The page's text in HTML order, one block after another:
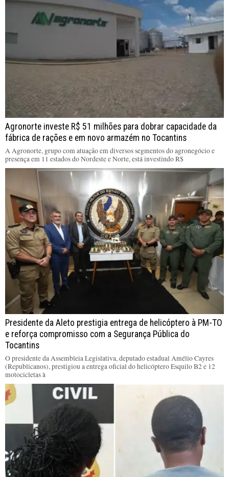
Agronorte investe R$ 51 milhões para dobrar capacidade da
fábrica de rações e em novo armazém no Tocantins
A Agronorte, grupo com atuação em diversos segmentos do agronegócio e
presença em 11 estados do Nordeste e Norte, está investindo R$
Presidente da Aleto prestigia entrega de helicóptero à PM-TO
e reforça compromisso com a Segurança Pública do
Tocantins
O presidente da Assembleia Legislativa, deputado estadual Amélio Cayres
(Republicanos), prestigiou a entrega oficial do helicóptero Esquilo B2 e 12
motocicletas à